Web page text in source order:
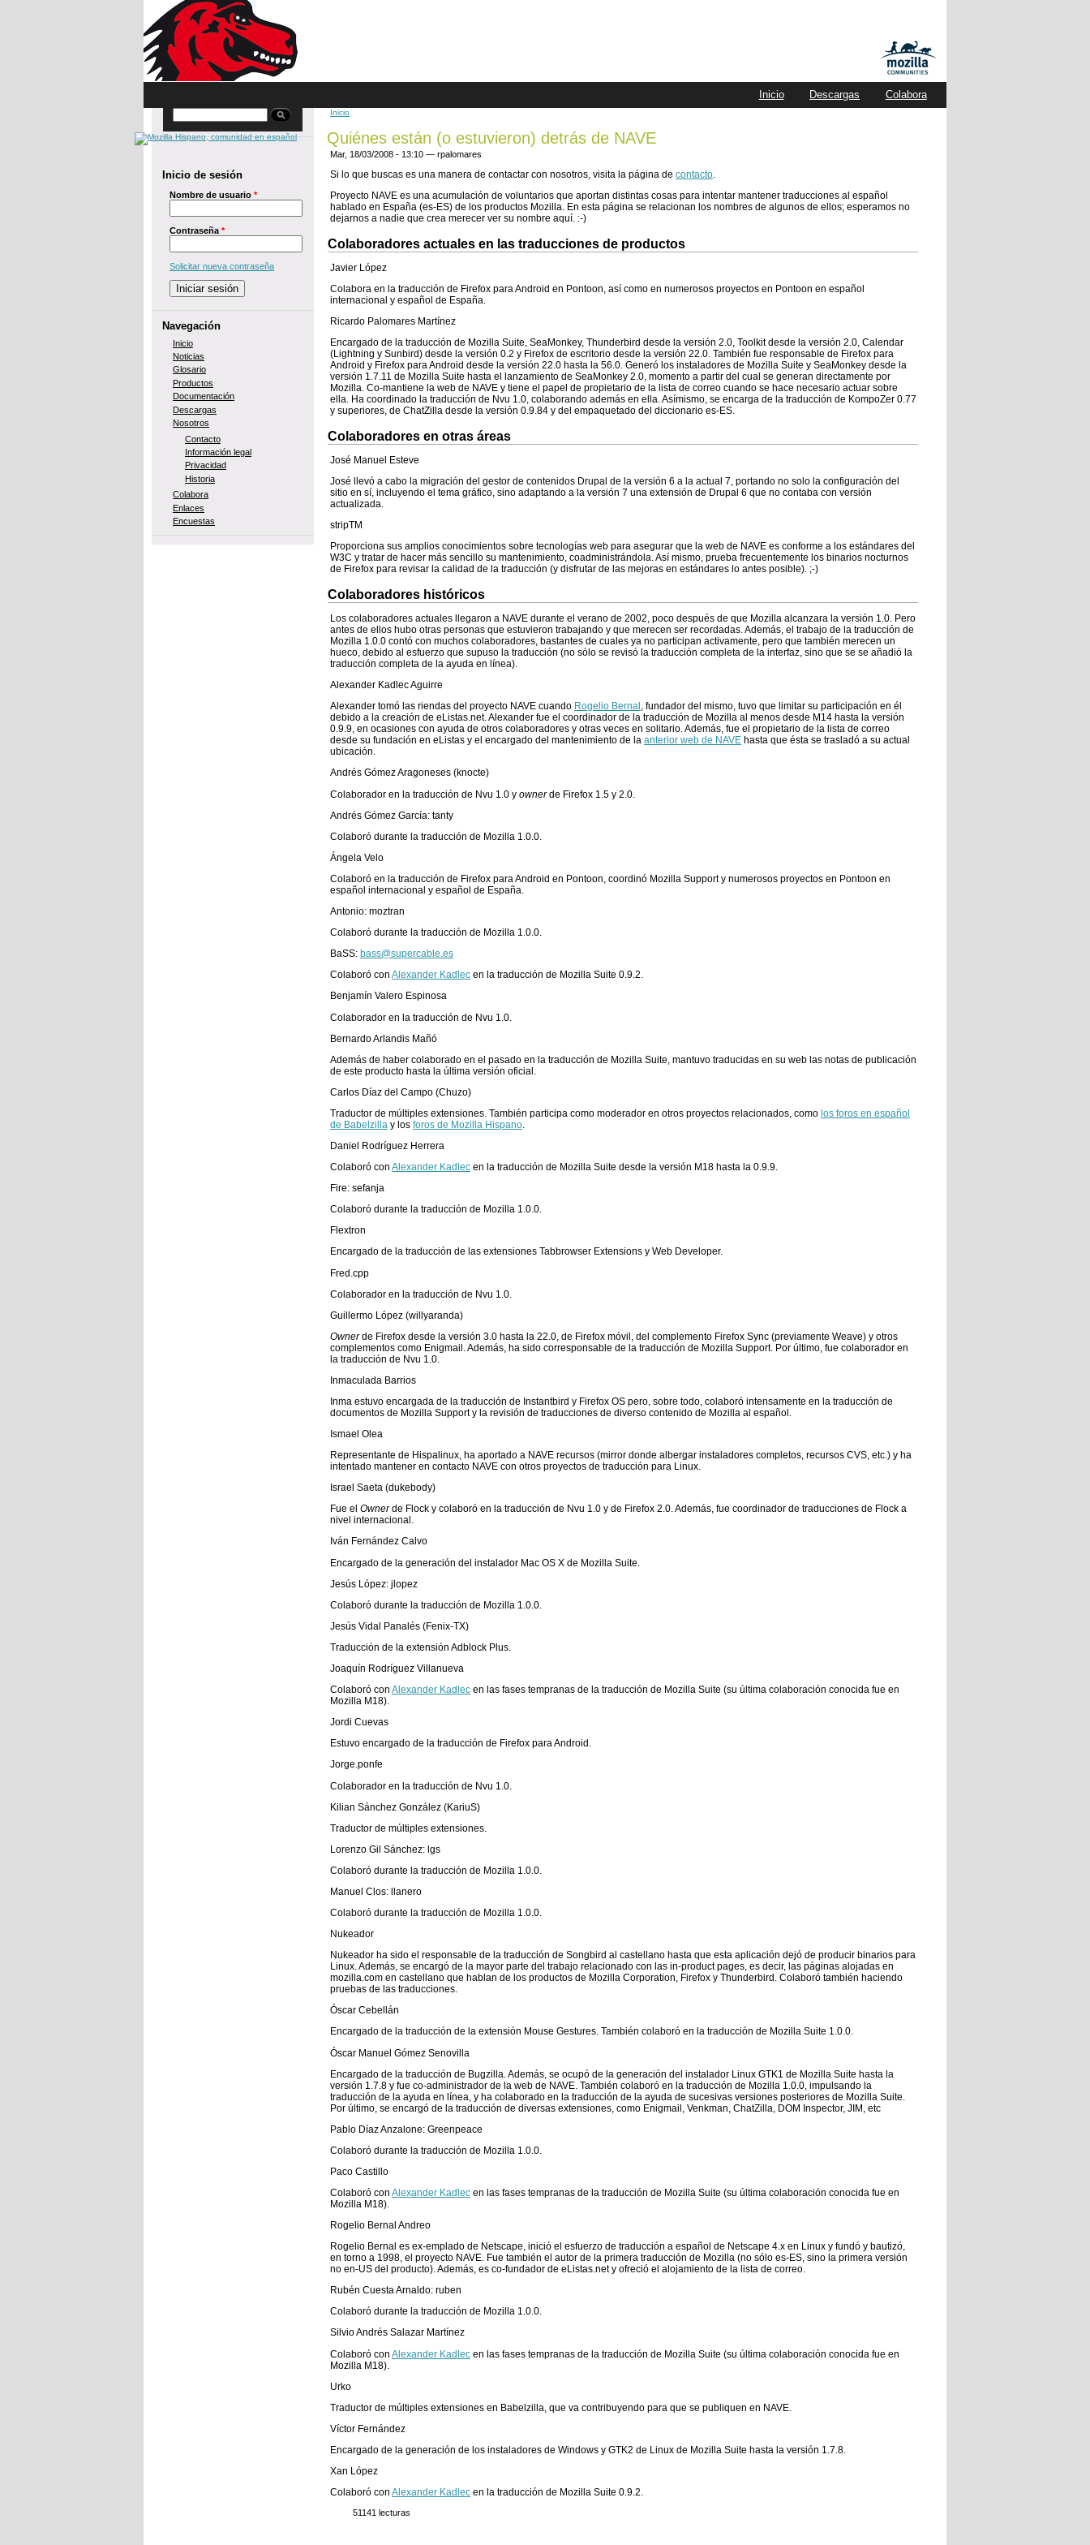
Inicio Descargas Colabora
Inicio de sesión
Nombre de usuario *
Contraseña *
Solicitar nueva contraseña
Navegación
Inicio
Noticias
Glosario
Productos
Documentación
Descargas
Nosotros
Contacto
Información legal
Privacidad
Historia
Colabora
Enlaces
Encuestas
Inicio
Quiénes están (o estuvieron) detrás de NAVE
Mar, 18/03/2008 - 13:10 — rpalomares
Si lo que buscas es una manera de contactar con nosotros, visita la página de contacto.
Proyecto NAVE es una acumulación de voluntarios que aportan distintas cosas para intentar mantener traducciones al español
hablado en España (es-ES) de los productos Mozilla. En esta página se relacionan los nombres de algunos de ellos; esperamos no
dejarnos a nadie que crea merecer ver su nombre aquí. :-)
Colaboradores actuales en las traducciones de productos
Javier López
Colabora en la traducción de Firefox para Android en Pontoon, así como en numerosos proyectos en Pontoon en español
internacional y español de España.
Ricardo Palomares Martínez
Encargado de la traducción de Mozilla Suite, SeaMonkey, Thunderbird desde la versión 2.0, Toolkit desde la versión 2.0, Calendar
(Lightning y Sunbird) desde la versión 0.2 y Firefox de escritorio desde la versión 22.0. También fue responsable de Firefox para
Android y Firefox para Android desde la versión 22.0 hasta la 56.0. Generó los instaladores de Mozilla Suite y SeaMonkey desde la
versión 1.7.11 de Mozilla Suite hasta el lanzamiento de SeaMonkey 2.0, momento a partir del cual se generan directamente por
Mozilla. Co-mantiene la web de NAVE y tiene el papel de propietario de la lista de correo cuando se hace necesario actuar sobre
ella. Ha coordinado la traducción de Nvu 1.0, colaborando además en ella. Asímismo, se encarga de la traducción de KompoZer 0.77
y superiores, de ChatZilla desde la versión 0.9.84 y del empaquetado del diccionario es-ES.
Colaboradores en otras áreas
José Manuel Esteve
José llevó a cabo la migración del gestor de contenidos Drupal de la versión 6 a la actual 7, portando no solo la configuración del
sitio en sí, incluyendo el tema gráfico, sino adaptando a la versión 7 una extensión de Drupal 6 que no contaba con versión
actualizada.
stripTM
Proporciona sus amplios conocimientos sobre tecnologías web para asegurar que la web de NAVE es conforme a los estándares del
W3C y tratar de hacer más sencillo su mantenimiento, coadministrándola. Así mismo, prueba frecuentemente los binarios nocturnos
de Firefox para revisar la calidad de la traducción (y disfrutar de las mejoras en estándares lo antes posible). ;-)
Colaboradores históricos
Los colaboradores actuales llegaron a NAVE durante el verano de 2002, poco después de que Mozilla alcanzara la versión 1.0. Pero
antes de ellos hubo otras personas que estuvieron trabajando y que merecen ser recordadas. Además, el trabajo de la traducción de
Mozilla 1.0.0 contó con muchos colaboradores, bastantes de cuales ya no participan activamente, pero que también merecen un
hueco, debido al esfuerzo que supuso la traducción (no sólo se revisó la traducción completa de la interfaz, sino que se se añadió la
traducción completa de la ayuda en línea).
Alexander Kadlec Aguirre
Alexander tomó las riendas del proyecto NAVE cuando Rogelio Bernal , fundador del mismo, tuvo que limitar su participación en él
debido a la creación de eListas.net. Alexander fue el coordinador de la traducción de Mozilla al menos desde M14 hasta la versión
0.9.9, en ocasiones con ayuda de otros colaboradores y otras veces en solitario. Además, fue el propietario de la lista de correo
desde su fundación en eListas y el encargado del mantenimiento de la anterior web de NAVE hasta que ésta se trasladó a su actual
ubicación.
Andrés Gómez Aragoneses (knocte)
Colaborador en la traducción de Nvu 1.0 y ownerde Firefox 1.5 y 2.0.
Andrés Gómez García: tanty
Colaboró durante la traducción de Mozilla 1.0.0.
Ángela Velo
Colaboró en la traducción de Firefox para Android en Pontoon, coordinó Mozilla Support y numerosos proyectos en Pontoon en
español internacional y español de España.
Antonio: moztran
Colaboró durante la traducción de Mozilla 1.0.0.
BaSS: bass@supercable.es
Colaboró con Alexander Kadlec en la traducción de Mozilla Suite 0.9.2.
Benjamín Valero Espinosa
Colaborador en la traducción de Nvu 1.0.
Bernardo Arlandis Mañó
Además de haber colaborado en el pasado en la traducción de Mozilla Suite, mantuvo traducidas en su web las notas de publicación
de este producto hasta la última versión oficial.
Carlos Díaz del Campo (Chuzo)
Traductor de múltiples extensiones. También participa como moderador en otros proyectos relacionados, como los foros en español
de Babelzilla y los foros de Mozilla Hispano.
Daniel Rodríguez Herrera
Colaboró con Alexander Kadlec en la traducción de Mozilla Suite desde la versión M18 hasta la 0.9.9.
Fire: sefanja
Colaboró durante la traducción de Mozilla 1.0.0.
Flextron
Encargado de la traducción de las extensiones Tabbrowser Extensions y Web Developer.
Fred.cpp
Colaborador en la traducción de Nvu 1.0.
Guillermo López (willyaranda)
Ownerde Firefox desde la versión 3.0 hasta la 22.0, de Firefox móvil, del complemento Firefox Sync (previamente Weave) y otros
complementos como Enigmail. Además, ha sido corresponsable de la traducción de Mozilla Support. Por último, fue colaborador en
la traducción de Nvu 1.0.
Inmaculada Barrios
Inma estuvo encargada de la traducción de Instantbird y Firefox OS pero, sobre todo, colaboró intensamente en la traducción de
documentos de Mozilla Support y la revisión de traducciones de diverso contenido de Mozilla al español.
Ismael Olea
Representante de Hispalinux, ha aportado a NAVE recursos (mirror donde albergar instaladores completos, recursos CVS, etc.) y ha
intentado mantener en contacto NAVE con otros proyectos de traducción para Linux.
Israel Saeta (dukebody)
Fue el Ownerde Flock y colaboró en la traducción de Nvu 1.0 y de Firefox 2.0. Además, fue coordinador de traducciones de Flock a
nivel internacional.
Iván Fernández Calvo
Encargado de la generación del instalador Mac OS X de Mozilla Suite.
Jesús López: jlopez
Colaboró durante la traducción de Mozilla 1.0.0.
Jesús Vidal Panalés (Fenix-TX)
Traducción de la extensión Adblock Plus.
Joaquín Rodríguez Villanueva
Colaboró con Alexander Kadlec en las fases tempranas de la traducción de Mozilla Suite (su última colaboración conocida fue en
Mozilla M18).
Jordi Cuevas
Estuvo encargado de la traducción de Firefox para Android.
Jorge.ponfe
Colaborador en la traducción de Nvu 1.0.
Kilian Sánchez González (KariuS)
Traductor de múltiples extensiones.
Lorenzo Gil Sánchez: lgs
Colaboró durante la traducción de Mozilla 1.0.0.
Manuel Clos: llanero
Colaboró durante la traducción de Mozilla 1.0.0.
Nukeador
Nukeador ha sido el responsable de la traducción de Songbird al castellano hasta que esta aplicación dejó de producir binarios para
Linux. Además, se encargó de la mayor parte del trabajo relacionado con las in-product pages, es decir, las páginas alojadas en
mozilla.com en castellano que hablan de los productos de Mozilla Corporation, Firefox y Thunderbird. Colaboró también haciendo
pruebas de las traducciones.
Óscar Cebellán
Encargado de la traducción de la extensión Mouse Gestures. También colaboró en la traducción de Mozilla Suite 1.0.0.
Óscar Manuel Gómez Senovilla
Encargado de la traducción de Bugzilla. Además, se ocupó de la generación del instalador Linux GTK1 de Mozilla Suite hasta la
versión 1.7.8 y fue co-administrador de la web de NAVE. También colaboró en la traducción de Mozilla 1.0.0, impulsando la
traducción de la ayuda en línea, y ha colaborado en la traducción de la ayuda de sucesivas versiones posteriores de Mozilla Suite.
Por último, se encargó de la traducción de diversas extensiones, como Enigmail, Venkman, ChatZilla, DOM Inspector, JIM, etc
Pablo Díaz Anzalone: Greenpeace
Colaboró durante la traducción de Mozilla 1.0.0.
Paco Castillo
Colaboró con Alexander Kadlec en las fases tempranas de la traducción de Mozilla Suite (su última colaboración conocida fue en
Mozilla M18).
Rogelio Bernal Andreo
Rogelio Bernal es ex-emplado de Netscape, inició el esfuerzo de traducción a español de Netscape 4.x en Linux y fundó y bautizó,
en torno a 1998, el proyecto NAVE. Fue también el autor de la primera traducción de Mozilla (no sólo es-ES, sino la primera versión
no en-US del producto). Además, es co-fundador de eListas.net y ofreció el alojamiento de la lista de correo.
Rubén Cuesta Arnaldo: ruben
Colaboró durante la traducción de Mozilla 1.0.0.
Silvio Andrés Salazar Martínez
Colaboró con Alexander Kadlec en las fases tempranas de la traducción de Mozilla Suite (su última colaboración conocida fue en
Mozilla M18).
Urko
Traductor de múltiples extensiones en Babelzilla, que va contribuyendo para que se publiquen en NAVE.
Víctor Fernández
Encargado de la generación de los instaladores de Windows y GTK2 de Linux de Mozilla Suite hasta la versión 1.7.8.
Xan López
Colaboró con Alexander Kadlec en la traducción de Mozilla Suite 0.9.2.
51141 lecturas